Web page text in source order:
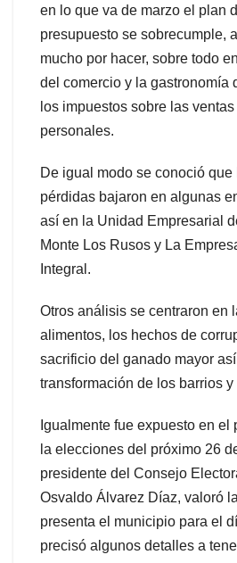
en lo que va de marzo el plan
presupuesto se sobrecumple,
mucho por hacer, sobre todo
del comercio y la gastronomía
los impuestos sobre las
personales.
De igual modo se conoció
pérdidas bajaron en algunas
así en la Unidad Empresarial
Monte Los Rusos y La
Integral.
Otros análisis se centraron en
alimentos, los hechos de
sacrificio del ganado mayor
transformación de los barrios
Igualmente fue expuesto en el
la elecciones del próximo 26
presidente del Consejo
Osvaldo Álvarez Díaz, valoró
presenta el municipio para el
precisó algunos detalles a